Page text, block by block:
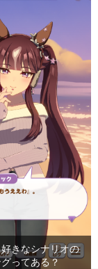
好きなシナリオの
ってある？